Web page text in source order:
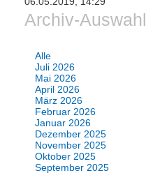
Archiv-Auswahl
Alle
Juli 2026
Mai 2026
April 2026
März 2026
Februar 2026
Januar 2026
Dezember 2025
November 2025
Oktober 2025
September 2025